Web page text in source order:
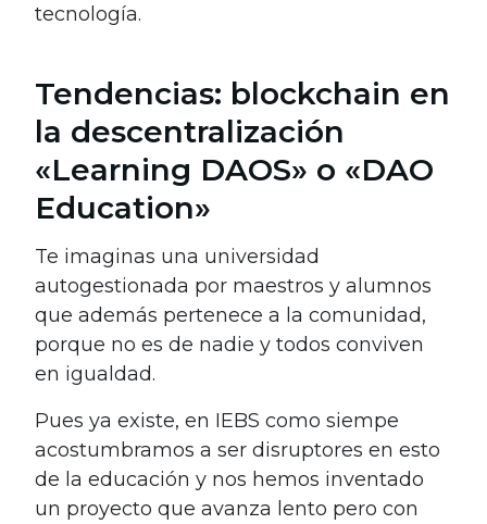
tecnología.
Tendencias: blockchain en
la descentralización
«Learning DAOS» o «DAO
Education»
Te imaginas una universidad
autogestionada por maestros y alumnos
que además pertenece a la comunidad,
porque no es de nadie y todos conviven
en igualdad.
Pues ya existe, en IEBS como siempe
acostumbramos a ser disruptores en esto
de la educación y nos hemos inventado
un proyecto que avanza lento pero con